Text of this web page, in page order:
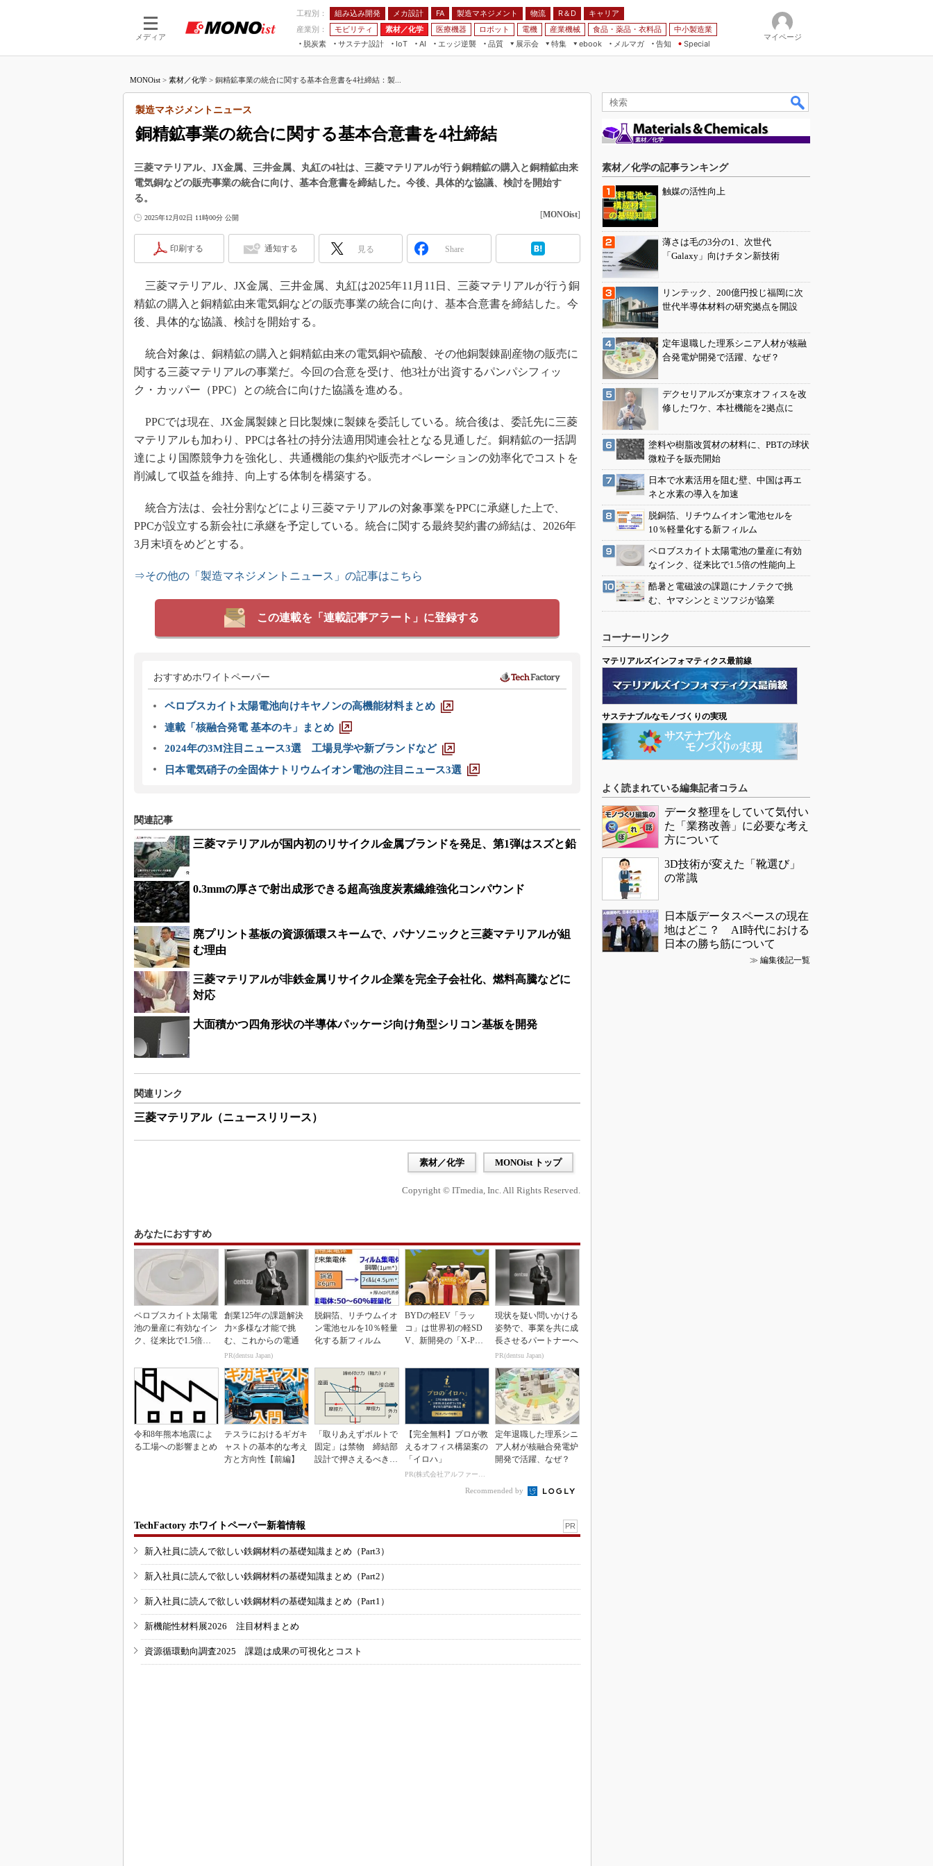
メディア
工程別： 組み込み開発 メカ設計 FA 製造マネジメント 物流 R＆D
キャリア
産業別：
モビリティ 素材／化学 医療機器 ロボット 電機 産業機械 食品・薬品・衣料品
中小製造業
脱炭素
サステナ設計
IoT
つながる工場
AI
AI×設備保全
エッジ逆襲 品質
展示会
JIMTOF
IIFES
ジャパンモビリティショー
スマート工場EXPO
EdgeTech+
日本ものづくりワールド
AUTOMOTIVE WORLD
特集
VR／AR
フィールドサービス
FPGA
組み込み画像技術
車載ソフト開発
無償設計ツール
S＆OP
インダストリー4.0
製造業ビッグデータ
メイドインジャパン
海外生産
グローバル設計・開発
新型コロナへの対応
ebook
モビリティ
素材／化学
メルマガ
告知 Special
マイページ
MONOist > 素材／化学 > 銅精鉱事業の統合に関する基本合意書を4社締結：製...
銅精鉱事業の統合に関する基本合意書を4社締結
製造マネジメントニュース
三菱マテリアル、JX金属、三井金属、丸紅の4社は、三菱マテリアルが行う銅精鉱の購入と銅精鉱由来
電気銅などの販売事業の統合に向け、基本合意書を締結した。今後、具体的な協議、検討を開始す
る。
2025年12月02日 11時00分 公開 [MONOist]
印刷する 通知する 見る Share
三菱マテリアル、JX金属、三井金属、丸紅は2025年11月11日、三菱マテリアルが行う銅
精鉱の購入と銅精鉱由来電気銅などの販売事業の統合に向け、基本合意書を締結した。今
後、具体的な協議、検討を開始する。
統合対象は、銅精鉱の購入と銅精鉱由来の電気銅や硫酸、その他銅製錬副産物の販売に
関する三菱マテリアルの事業だ。今回の合意を受け、他3社が出資するパンパシフィッ
ク・カッパー（PPC）との統合に向けた協議を進める。
PPCでは現在、JX金属製錬と日比製煉に製錬を委託している。統合後は、委託先に三菱
マテリアルも加わり、PPCは各社の持分法適用関連会社となる見通しだ。銅精鉱の一括調
達により国際競争力を強化し、共通機能の集約や販売オペレーションの効率化でコストを
削減して収益を維持、向上する体制を構築する。
統合方法は、会社分割などにより三菱マテリアルの対象事業をPPCに承継した上で、
PPCが設立する新会社に承継を予定している。統合に関する最終契約書の締結は、2026年
3月末頃をめどとする。
⇒その他の「製造マネジメントニュース」の記事はこちら
この連載を「連載記事アラート」に登録する
おすすめホワイトペーパー
ペロブスカイト太陽電池向けキヤノンの高機能材料まとめ
連載「核融合発電 基本のキ」まとめ
2024年の3M注目ニュース3選 工場見学や新ブランドなど
日本電気硝子の全固体ナトリウムイオン電池の注目ニュース3選
関連記事
三菱マテリアルが国内初のリサイクル金属ブランドを発足、第1弾はスズと鉛
0.3mmの厚さで射出成形できる超高強度炭素繊維強化コンパウンド
廃プリント基板の資源循環スキームで、パナソニックと三菱マテリアルが組
む理由
三菱マテリアルが非鉄金属リサイクル企業を完全子会社化、燃料高騰などに
対応
大面積かつ四角形状の半導体パッケージ向け角型シリコン基板を開発
関連リンク
三菱マテリアル（ニュースリリース）
素材／化学 MONOist トップ
Copyright © ITmedia, Inc. All Rights Reserved.
あなたにおすすめ
ペロブスカイト太陽電
池の量産に有効なイン
ク、従来比で1.5倍の
創業125年の課題解決
力×多様な才能で挑
む、これからの電通
PR(dentsu Japan)
脱銅箔、リチウムイオ
ン電池セルを10％軽量
化する新フィルム
BYDの軽EV「ラッ
コ」は世界初の軽SD
V、新開発の「X-PAC
現状を疑い問いかける
姿勢で、事業を共に成
長させるパートナーへ
PR(dentsu Japan)
令和8年熊本地震によ
る工場への影響まとめ
テスラにおけるギガキ
ャストの基本的な考え
方と方向性【前編】
「取りあえずボルトで
固定」は禁物 締結部
設計で押さえるべき基
【完全無料】プロが教
えるオフィス構築案の
「イロハ」
PR(株式会社アルファーテクノ)
定年退職した理系シニ
ア人材が核融合発電炉
開発で活躍、なぜ？
Recommended by
TechFactory ホワイトペーパー新着情報 PR
新入社員に読んで欲しい鉄鋼材料の基礎知識まとめ（Part3）
新入社員に読んで欲しい鉄鋼材料の基礎知識まとめ（Part2）
新入社員に読んで欲しい鉄鋼材料の基礎知識まとめ（Part1）
新機能性材料展2026 注目材料まとめ
資源循環動向調査2025 課題は成果の可視化とコスト
素材／化学の記事ランキング
触媒の活性向上
薄さは毛の3分の1、次世代
「Galaxy」向けチタン新技術
リンテック、200億円投じ福岡に次
世代半導体材料の研究拠点を開設
定年退職した理系シニア人材が核融
合発電炉開発で活躍、なぜ？
デクセリアルズが東京オフィスを改
修したワケ、本社機能を2拠点に
塗料や樹脂改質材の材料に、PBTの球状
微粒子を販売開始
日本で水素活用を阻む壁、中国は再エ
ネと水素の導入を加速
脱銅箔、リチウムイオン電池セルを
10％軽量化する新フィルム
ペロブスカイト太陽電池の量産に有効
なインク、従来比で1.5倍の性能向上
酷暑と電磁波の課題にナノテクで挑
む、ヤマシンとミツフジが協業
コーナーリンク
マテリアルズインフォマティクス最前線
サステナブルなモノづくりの実現
よく読まれている編集記者コラム
データ整理をしていて気付い
た「業務改善」に必要な考え
方について
3D技術が変えた「靴選び」
の常識
日本版データスペースの現在
地はどこ？ AI時代における
日本の勝ち筋について
≫ 編集後記一覧